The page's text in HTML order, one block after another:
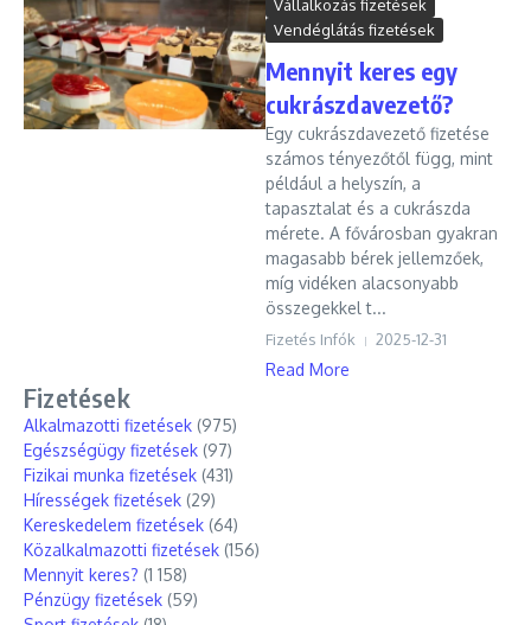
Vállalkozás fizetések
Vendéglátás fizetések
Mennyit keres egy
cukrászdavezető?
Egy cukrászdavezető fizetése
számos tényezőtől függ, mint
például a helyszín, a
tapasztalat és a cukrászda
mérete. A fővárosban gyakran
magasabb bérek jellemzőek,
míg vidéken alacsonyabb
összegekkel t...
Fizetés Infók 2025-12-31
Read More
Fizetések
Alkalmazotti fizetések (975)
Egészségügy fizetések (97)
Fizikai munka fizetések (431)
Hírességek fizetések (29)
Kereskedelem fizetések (64)
Közalkalmazotti fizetések (156)
Mennyit keres? (1 158)
Pénzügy fizetések (59)